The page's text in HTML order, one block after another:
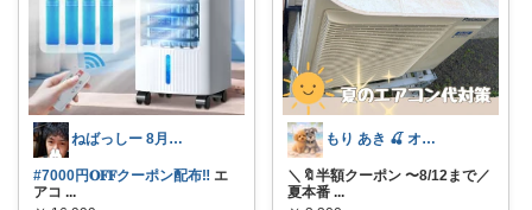
ねばっしー 8月もよろしゅうに☺️
#7000円𝐎𝐅𝐅クーポン配布‼️ エ
アコ ...
もり あき 🍒 オリ写強化中です♡◡̈
＼🔖半額クーポン 〜8/12まで／
夏本番 ...